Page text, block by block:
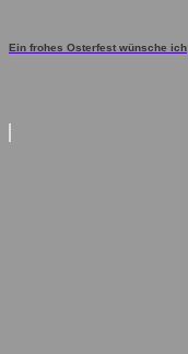
Ein frohes Osterfest wünsche ich